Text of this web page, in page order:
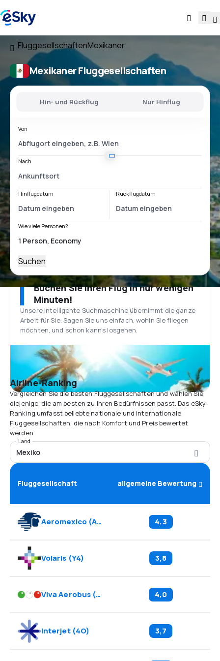
FluggesellschaftenMexikaner
Mexikaner Fluggesellschaften
Hin- und Rückflug Nur Hinflug
Von
Nach
Hinflugdatum Rückflugdatum
Wie viele Personen?
Suchen
Buchen Sie Ihren Flug in nur wenigen
Minuten!
Unsere intelligente Suchmaschine übernimmt die ganze
Arbeit für Sie. Sagen Sie uns einfach, wohin Sie fliegen
möchten, und schon kann’s losgehen.
Airline-Ranking
Vergleichen Sie die besten Fluggesellschaften und wählen Sie
diejenige, die am besten zu Ihren Bedürfnissen passt. Das eSky-
Ranking umfasst beliebte nationale und internationale
Fluggesellschaften, die nach Komfort und Preis bewertet
werden.
Land
Mexiko
Fluggesellschaft allgemeine Bewertung
Aeromexico(AM 4,3
Volaris (Y4) 3,8
Viva Aerobus(VB 4,0
Interjet(4O) 3,7